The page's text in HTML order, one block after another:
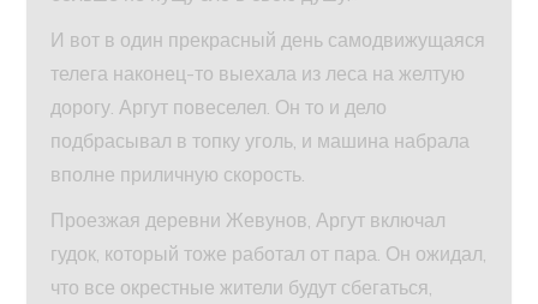
И вот в один прекрасный день самодвижущаяся
телега наконец-то выехала из леса на желтую
дорогу. Аргут повеселел. Он то и дело
подбрасывал в топку уголь, и машина набрала
вполне приличную скорость.
Проезжая деревни Жевунов, Аргут включал
гудок, который тоже работал от пара. Он ожидал,
что все окрестные жители будут сбегаться,